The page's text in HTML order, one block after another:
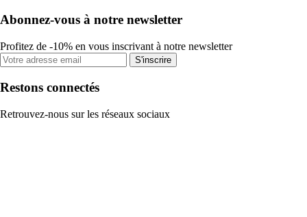
Abonnez-vous à notre newsletter
Profitez de -10% en vous inscrivant à notre newsletter
S'inscrire
Restons connectés
Retrouvez-nous sur les réseaux sociaux